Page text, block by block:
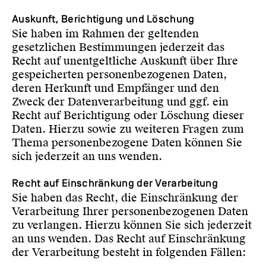
Auskunft, Berichtigung und Löschung
Sie haben im Rahmen der geltenden
gesetzlichen Bestimmungen jederzeit das
Recht auf unentgeltliche Auskunft über Ihre
gespeicherten personenbezogenen Daten,
deren Herkunft und Empfänger und den
Zweck der Datenverarbeitung und ggf. ein
Recht auf Berichtigung oder Löschung dieser
Daten. Hierzu sowie zu weiteren Fragen zum
Thema personenbezogene Daten können Sie
sich jederzeit an uns wenden.
Recht auf Einschränkung der Verarbeitung
Sie haben das Recht, die Einschränkung der
Verarbeitung Ihrer personenbezogenen Daten
zu verlangen. Hierzu können Sie sich jederzeit
an uns wenden. Das Recht auf Einschränkung
der Verarbeitung besteht in folgenden Fällen: